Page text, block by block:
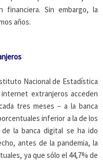
financiera. Sin embargo, la
años.
Nacional de Estadística
extranjeros acceden
tres meses – a la banca
inferior a la de los
la banca digital se ha ido
antes de la pandemia, la
ya que sólo el 44,7% de